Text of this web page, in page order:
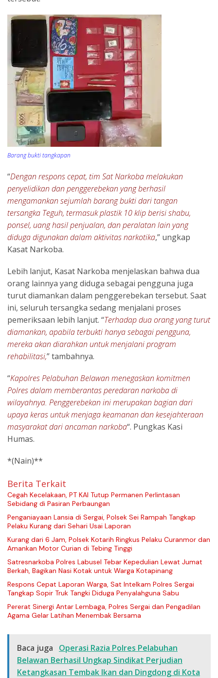
Barang bukti tangkapan
“Dengan respons cepat, tim Sat Narkoba melakukan
penyelidikan dan penggerebekan yang berhasil
mengamankan sejumlah barang bukti dari tangan
tersangka Teguh, termasuk plastik 10 klip berisi shabu,
ponsel, uang hasil penjualan, dan peralatan lain yang
diduga digunakan dalam aktivitas narkotika,” ungkap
Kasat Narkoba.
Lebih lanjut, Kasat Narkoba menjelaskan bahwa dua
orang lainnya yang diduga sebagai pengguna juga
turut diamankan dalam penggerebekan tersebut. Saat
ini, seluruh tersangka sedang menjalani proses
pemeriksaan lebih lanjut. “Terhadap dua orang yang turut
diamankan, apabila terbukti hanya sebagai pengguna,
mereka akan diarahkan untuk menjalani program
rehabilitasi,” tambahnya.
“Kapolres Pelabuhan Belawan menegaskan komitmen
Polres dalam memberantas peredaran narkoba di
wilayahnya. Penggerebekan ini merupakan bagian dari
upaya keras untuk menjaga keamanan dan kesejahteraan
masyarakat dari ancaman narkoba“. Pungkas Kasi
Humas.
*(Nain)**
Berita Terkait
Cegah Kecelakaan, PT KAI Tutup Permanen Perlintasan
Sebidang di Pasiran Perbaungan
Penganiayaan Lansia di Sergai, Polsek Sei Rampah Tangkap
Pelaku Kurang dari Sehari Usai Laporan
Kurang dari 6 Jam, Polsek Kotarih Ringkus Pelaku Curanmor dan
Amankan Motor Curian di Tebing Tinggi
Satresnarkoba Polres Labusel Tebar Kepedulian Lewat Jumat
Berkah, Bagikan Nasi Kotak untuk Warga Kotapinang
Respons Cepat Laporan Warga, Sat Intelkam Polres Sergai
Tangkap Sopir Truk Tangki Diduga Penyalahguna Sabu
Pererat Sinergi Antar Lembaga, Polres Sergai dan Pengadilan
Agama Gelar Latihan Menembak Bersama
Baca juga
Operasi Razia Polres Pelabuhan
Belawan Berhasil Ungkap Sindikat Perjudian
Ketangkasan Tembak Ikan dan Dingdong di Kota